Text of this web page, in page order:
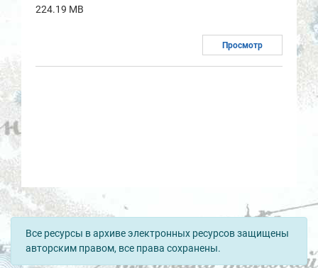
224.19 MB
Просмотр
Все ресурсы в архиве электронных ресурсов защищены
авторским правом, все права сохранены.